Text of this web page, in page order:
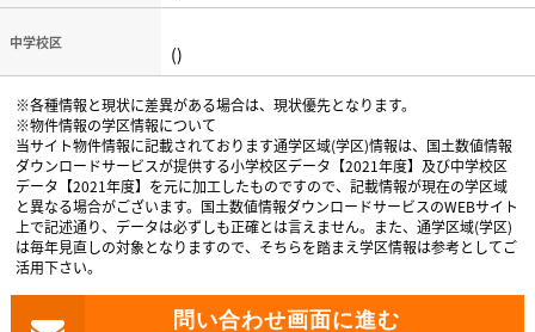
中学校区 ()
※各種情報と現状に差異がある場合は、現状優先となります。
※物件情報の学区情報について
当サイト物件情報に記載されております通学区域(学区)情報は、国土数値情報
ダウンロードサービスが提供する小学校区データ【2021年度】及び中学校区
データ【2021年度】を元に加工したものですので、記載情報が現在の学区域
と異なる場合がございます。国土数値情報ダウンロードサービスのWEBサイト
上で記述通り、データは必ずしも正確とは言えません。また、通学区域(学区)
は毎年見直しの対象となりますので、そちらを踏まえ学区情報は参考としてご
活用下さい。